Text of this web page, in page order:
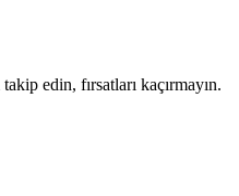
edin, fırsatları kaçırmayın.